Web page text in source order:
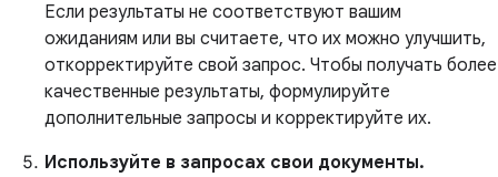
Если результаты не соответствуют вашим
ожиданиям или вы считаете, что их можно улучшить,
откорректируйте свой запрос. Чтобы получать более
качественные результаты, формулируйте
дополнительные запросы и корректируйте их.
Используйте в запросах свои документы.